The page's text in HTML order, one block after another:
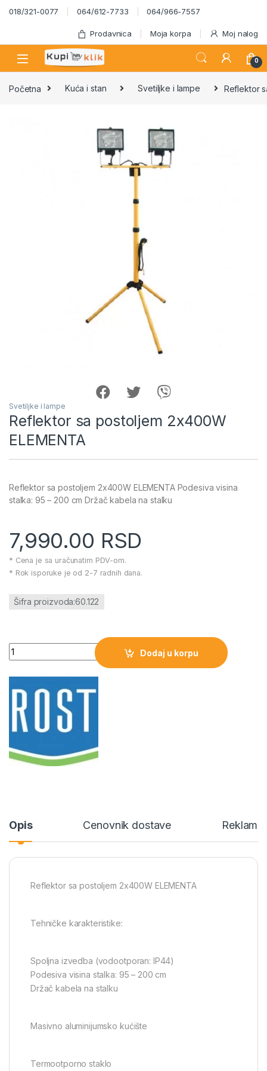
Skip to navigation
Skip to content
018/321-0077 064/612-7733 064/966-7557
Prodavnica Moja korpa Moj nalog
0
Početna Kuća i stan Svetiljke i lampe Reflektor
Svetiljke i lampe
Reflektor sa postoljem 2x400W
ELEMENTA
Reflektor sa postoljem 2x400W ELEMENTA Podesiva visina
stalka: 95 – 200 cm Držač kabela na stalku
7,990.00 RSD
* Cena je sa uračunatim PDV-om.
* Rok isporuke je od 2-7 radnih dana.
Šifra proizvoda:60.122
Reflektor sa postoljem 2x400W ELEMENTA količina
Dodaj u korpu
Opis Cenovnik dostave
Reflektor sa postoljem 2x400W ELEMENTA
Tehničke karakteristike:
Spoljna izvedba (vodootporan: IP44)
Podesiva visina stalka: 95 – 200 cm
Držač kabela na stalku
Masivno aluminijumsko kućište
Termootporno staklo